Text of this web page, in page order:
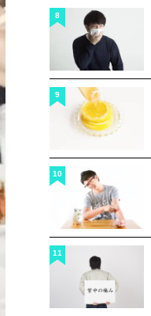
8
9
10
11